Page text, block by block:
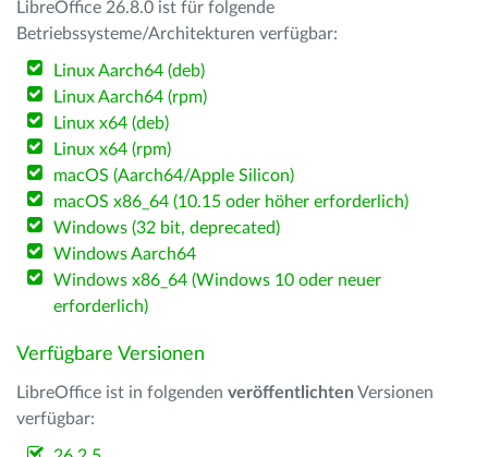
LibreOffice 26.8.0 ist für folgende
Betriebssysteme/Architekturen verfügbar:
Linux Aarch64 (deb)
Linux Aarch64 (rpm)
Linux x64 (deb)
Linux x64 (rpm)
macOS (Aarch64/Apple Silicon)
macOS x86_64 (10.15 oder höher erforderlich)
Windows (32 bit, deprecated)
Windows Aarch64
Windows x86_64 (Windows 10 oder neuer
erforderlich)
Verfügbare Versionen
LibreOffice ist in folgenden veröffentlichten Versionen
verfügbar: